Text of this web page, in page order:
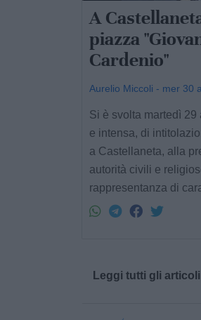
A
piazza
Cardenio"
Aurelio Miccoli - mer 30
Si è svolta martedì
e intensa, di
a Castellaneta, alla
autorità civili e
rappresentanza di
Leggi tutti gli